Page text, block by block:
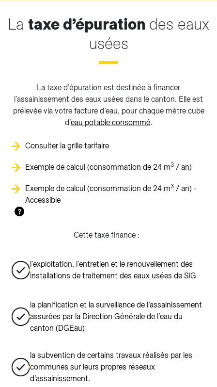
La taxe d’épuration des eaux
usées
La taxe d’épuration est destinée à financer
l’assainissement des eaux usées dans le canton. Elle est
prélevée via votre facture d’eau, pour chaque mètre cube
d’eau potable consommé.
Consulter la grille tarifaire
Exemple de calcul (consommation de 24 m3 / an)
Exemple de calcul (consommation de 24 m3 / an) -
Accessible
?
Cette taxe finance :
l’exploitation, l’entretien et le renouvellement des
installations de traitement des eaux usées de SIG
la planification et la surveillance de l’assainissement
assurées par la Direction Générale de l’eau du
canton (DGEau)
la subvention de certains travaux réalisés par les
communes sur leurs propres réseaux
d’assainissement.